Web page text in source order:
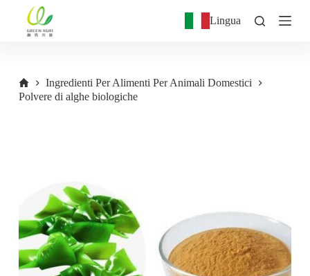
Lingua
Ingredienti Per Alimenti Per Animali Domestici
Polvere di alghe biologiche